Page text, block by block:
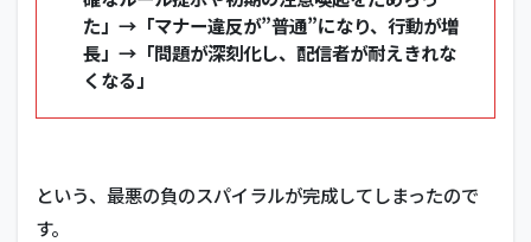
た」→「マナー違反が”普通”になり、行動が増
長」→「問題が深刻化し、配信者が耐えきれな
くなる」
という、最悪の負のスパイラルが完成してしまったので
す。